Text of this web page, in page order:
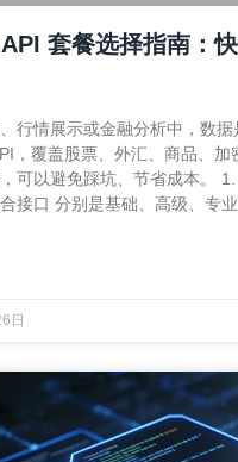
套餐选择指南：
行情展示或金融分析中，数
，覆盖股票、外汇、商品、加
可以避免踩坑、节省成本。
接口 分别是基础、高级、专
日